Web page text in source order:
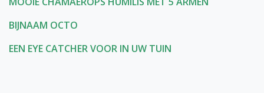
BIJNAAM OCTO
EEN EYE CATCHER VOOR IN UW TUIN